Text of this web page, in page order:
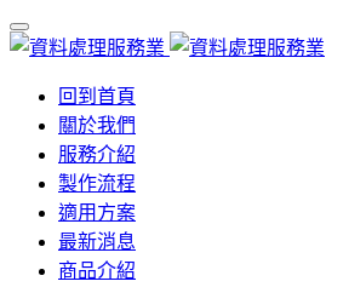
回到首頁
關於我們
服務介紹
製作流程
適用方案
最新消息
商品介紹